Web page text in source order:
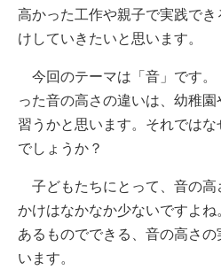
高かった工作や親子で実践で
けしていきたいと思います。
今回のテーマは「音」です。
った音の高さの違いは、幼稚
習うかと思います。それでは
でしょうか？
子どもたちにとって、音の高
かけはなかなか少ないですよ
あるものでできる、音の高さ
います。